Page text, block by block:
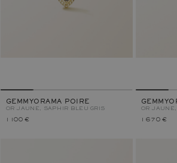
GEMMYORAMA POIRE
OR JAUNE, SAPHIR BLEU GRIS
1 100 €
OR
1 670 €